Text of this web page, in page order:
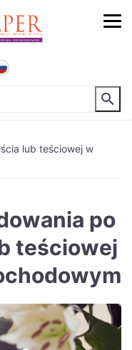
lub teściowej w
po
teściowej